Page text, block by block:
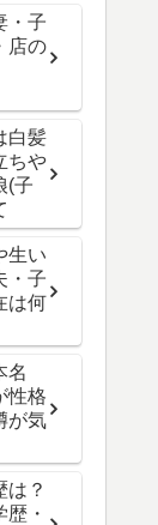
・子
店の
白髪
ちや
(子
生い
・子
は何
名
性格
が気
は？
・